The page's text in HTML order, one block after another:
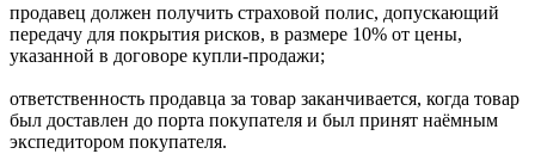
продавец должен получить страховой полис, допускающий
передачу для покрытия рисков, в размере 10% от цены,
указанной в договоре купли-продажи;
ответственность продавца за товар заканчивается, когда товар
был доставлен до порта покупателя и был принят наёмным
экспедитором покупателя.